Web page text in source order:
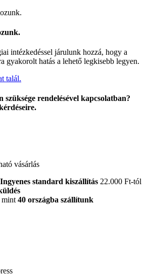
intézkedéssel járulunk hozzá, hogy a
gyakorolt hatás a lehető legkisebb legyen.
talál.
szüksége rendelésével kapcsolatban?
vásárlás
standard kiszállítás 22.000 Ft-tól
mint 40 országba szállítunk